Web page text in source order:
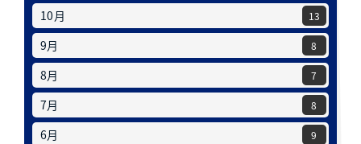
10月 13
9月 8
8月 7
7月 8
6月 9